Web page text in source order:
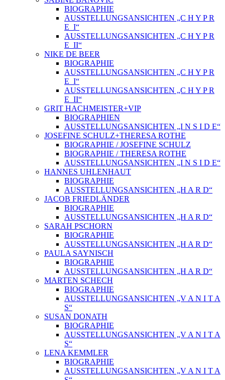
BIOGRAPHIE
AUSSTELLUNGSANSICHTEN „C H Y P R
E_I“
AUSSTELLUNGSANSICHTEN „C H Y P R
E_II“
NIKE DE BEER
BIOGRAPHIE
AUSSTELLUNGSANSICHTEN „C H Y P R
E_I“
AUSSTELLUNGSANSICHTEN „C H Y P R
E_II“
GRIT HACHMEISTER+VIP
BIOGRAPHIEN
AUSSTELLUNGSANSICHTEN „I N S I D E“
JOSEFINE SCHULZ+THERESA ROTHE
BIOGRAPHIE / JOSEFINE SCHULZ
BIOGRAPHIE / THERESA ROTHE
AUSSTELLUNGSANSICHTEN „I N S I D E“
HANNES UHLENHAUT
BIOGRAPHIE
AUSSTELLUNGSANSICHTEN „H A R D“
JACOB FRIEDLÄNDER
BIOGRAPHIE
AUSSTELLUNGSANSICHTEN „H A R D“
SARAH PSCHORN
BIOGRAPHIE
AUSSTELLUNGSANSICHTEN „H A R D“
PAULA SAYNISCH
BIOGRAPHIE
AUSSTELLUNGSANSICHTEN „H A R D“
MARTEN SCHECH
BIOGRAPHIE
AUSSTELLUNGSANSICHTEN „V A N I T A
S“
SUSAN DONATH
BIOGRAPHIE
AUSSTELLUNGSANSICHTEN „V A N I T A
S“
LENA KEMMLER
BIOGRAPHIE
AUSSTELLUNGSANSICHTEN „V A N I T A